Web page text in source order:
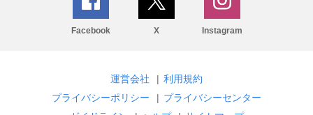
Facebook X Instagram
運営会社 | 利用規約
プライバシーポリシー
| プライバシーセンター